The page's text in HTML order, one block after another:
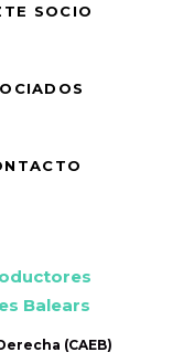
SOCIO
Balears
(CAEB)